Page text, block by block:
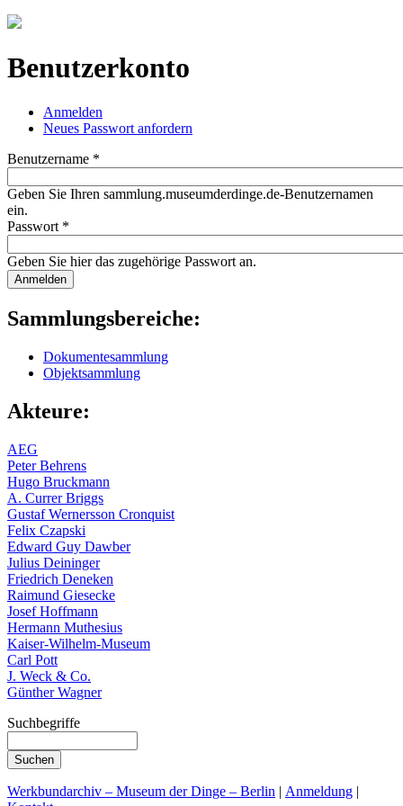
Jump to navigation
Benutzerkonto
Haupt-Reiter
Anmelden
Neues Passwort anfordern
Benutzername *
Geben Sie Ihren sammlung.museumderdinge.de-Benutzernamen
ein.
Passwort *
Geben Sie hier das zugehörige Passwort an.
Sammlungsbereiche:
Dokumentesammlung
Objektsammlung
Akteure:
AEG
Peter Behrens
Hugo Bruckmann
A. Currer Briggs
Gustaf Wernersson Cronquist
Felix Czapski
Edward Guy Dawber
Julius Deininger
Friedrich Deneken
Raimund Giesecke
Josef Hoffmann
Hermann Muthesius
Kaiser-Wilhelm-Museum
Carl Pott
J. Weck & Co.
Günther Wagner
Suchbegriffe
Werkbundarchiv – Museum der Dinge – Berlin | Anmeldung |